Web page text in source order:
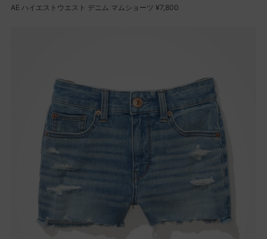
AE ハイエストウエスト デニム マムショーツ ¥7,800